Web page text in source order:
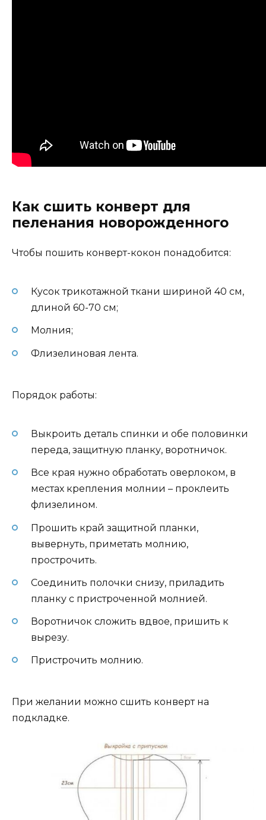
Как сшить конверт для
пеленания новорожденного
Чтобы пошить конверт-кокон понадобится:
Кусок трикотажной ткани шириной 40 см,
длиной 60-70 см;
Молния;
Флизелиновая лента.
Порядок работы:
Выкроить деталь спинки и обе половинки
переда, защитную планку, воротничок.
Все края нужно обработать оверлоком, в
местах крепления молнии – проклеить
флизелином.
Прошить край защитной планки,
вывернуть, приметать молнию,
прострочить.
Соединить полочки снизу, приладить
планку с пристроченной молнией.
Воротничок сложить вдвое, пришить к
вырезу.
Пристрочить молнию.
При желании можно сшить конверт на
подкладке.